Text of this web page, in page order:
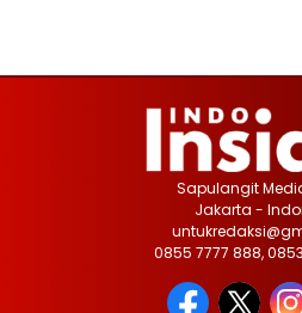
Sapulangit
Jakarta -
0855 7777 888,